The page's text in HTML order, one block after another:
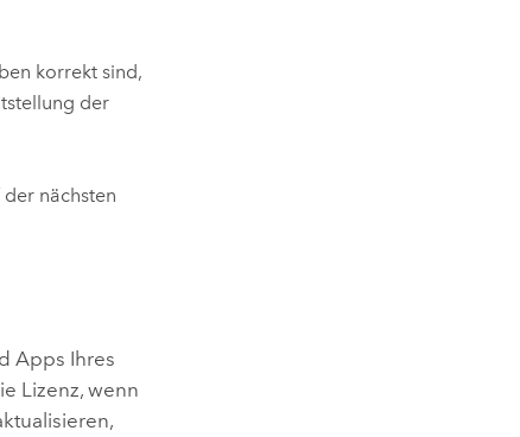
korrekt sind,
der
nächsten
Apps Ihres
Lizenz, wenn